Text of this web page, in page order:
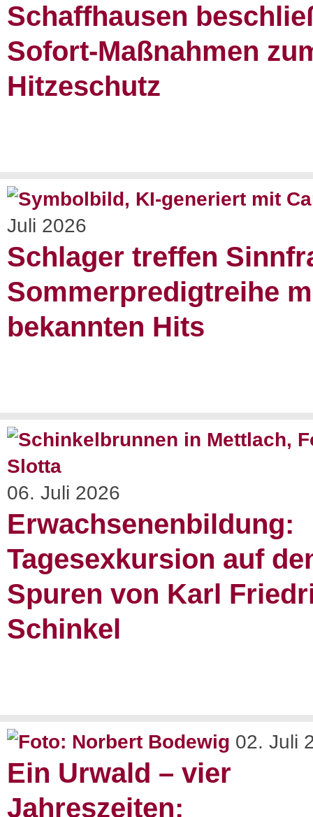
Schaffhausen
Sofort-Maßnahmen
Hitzeschutz
Juli 2026
Schlager treffen
Sommerpredigtreihe
bekannten Hits
06. Juli 2026
Erwachsenenbildung:
Tagesexkursion auf
Spuren von Karl
Schinkel
02. Juli
Ein Urwald – vier
Jahreszeiten: